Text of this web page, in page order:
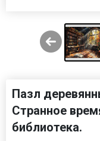
Пазл
Странное
библиотека.